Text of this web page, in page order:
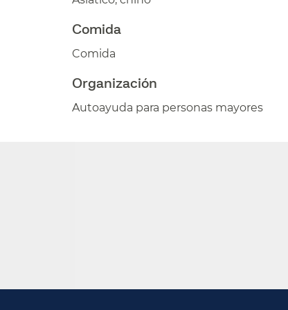
Comida​​
Comida​​
Organización​​
Autoayuda para personas mayores​​